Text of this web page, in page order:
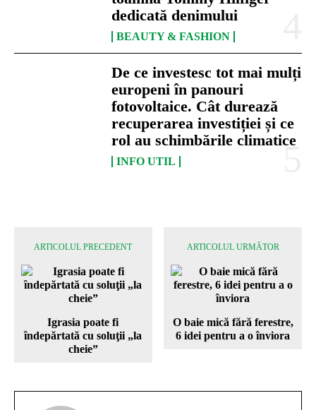
dedicată denimului
BEAUTY & FASHION
De ce investesc tot mai mulți
europeni în panouri
fotovoltaice. Cât durează
recuperarea investiției și ce
rol au schimbările climatice
INFO UTIL
ARTICOLUL PRECEDENT
Igrasia poate fi
ȋndepărtată cu soluţii „la
cheie”
ARTICOLUL URMĂTOR
O baie mică fără ferestre,
6 idei pentru a o înviora